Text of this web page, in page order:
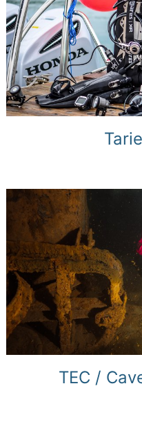
TEC /